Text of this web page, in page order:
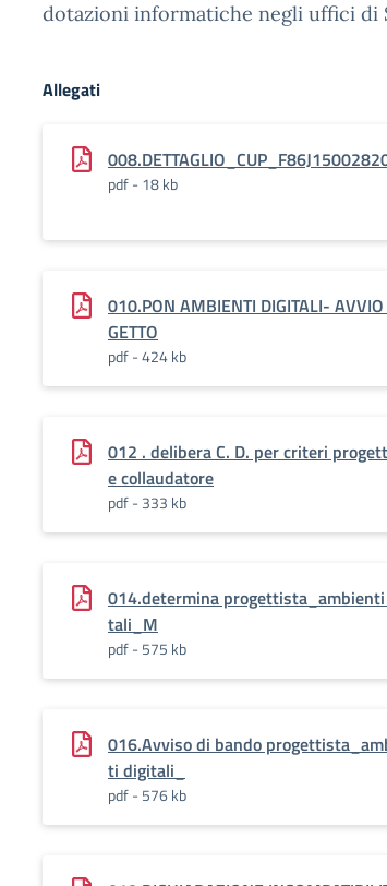
dotazioni informatiche negli uffici di
Allegati
pdf - 18 kb
010.PON AMBIENTI DIGITALI- AVVIO
GETTO
pdf - 424 kb
012 . delibera C. D. per criteri
e collaudatore
pdf - 333 kb
014.determina
tali_M
pdf - 575 kb
016.Avviso di bando
ti digitali_
pdf - 576 kb